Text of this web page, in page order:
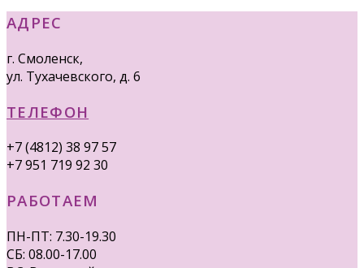
АДРЕС
г. Смоленск,
ул. Тухачевского, д. 6
ТЕЛЕФОН
+7 (4812) 38 97 57
+7 951 719 92 30
РАБОТАЕМ
ПН-ПТ: 7.30-19.30
СБ: 08.00-17.00